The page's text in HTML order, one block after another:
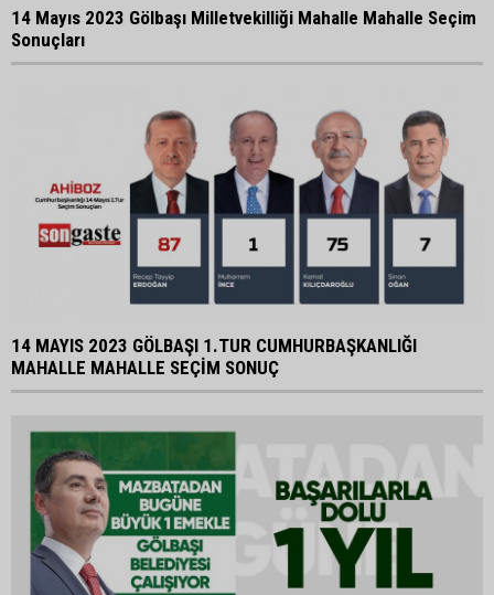
14 Mayıs 2023 Gölbaşı Milletvekilliği Mahalle Mahalle Seçim
Sonuçları
14 MAYIS 2023 GÖLBAŞI 1.TUR CUMHURBAŞKANLIĞI
MAHALLE MAHALLE SEÇİM SONUÇ